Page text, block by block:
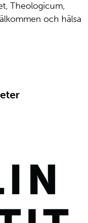
Theologicum,
och hälsa